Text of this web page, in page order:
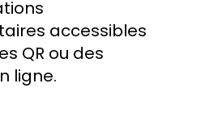
accessibles
QR ou des
ligne.